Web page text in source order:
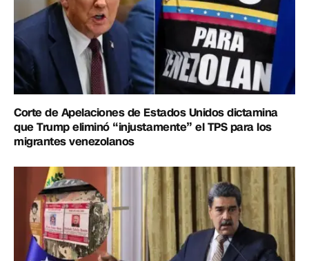
Corte de Apelaciones de Estados Unidos dictamina
que Trump eliminó “injustamente” el TPS para los
migrantes venezolanos